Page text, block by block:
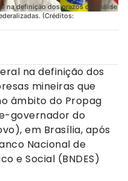
na definição dos prazos de análise
(Créditos:
na definição dos
mineiras que
âmbito do Propag
governador do
em Brasília, após
Nacional de
e Social (BNDES)